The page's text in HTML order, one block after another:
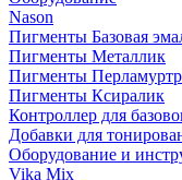
Nason
Пигменты Базовая
Пигменты Металлик
Пигменты
Пигменты Ксиралик
Контроллер для
Добавки для
Оборудование и
Vika Mix